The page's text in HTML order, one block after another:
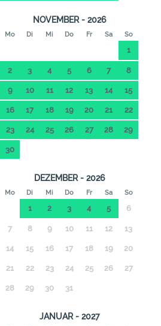
NOVEMBER - 2026
Mo Di Mi Do Fr Sa So
1
2 3 4 5 6 7 8
9 10 11 12 13 14 15
16 17 18 19 20 21 22
23 24 25 26 27 28 29
30
DEZEMBER - 2026
Mo Di Mi Do Fr Sa So
1 2 3 4 5 6
7 8 9 10 11 12 13
14 15 16 17 18 19 20
21 22 23 24 25 26 27
28 29 30 31
JANUAR - 2027